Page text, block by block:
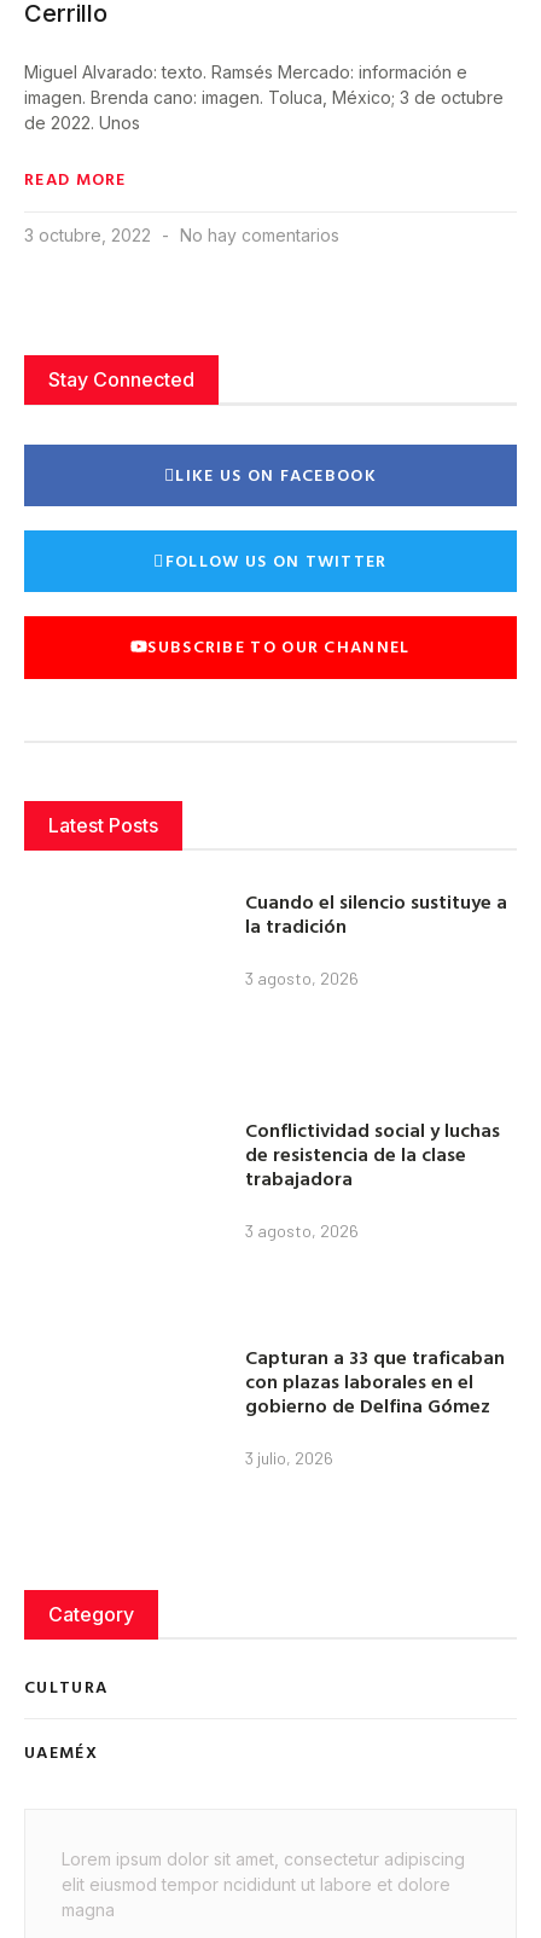
Cerrillo
Miguel Alvarado: texto. Ramsés Mercado: información e
imagen. Brenda cano: imagen. Toluca, México; 3 de octubre
de 2022. Unos
READ MORE
3 octubre, 2022 No hay comentarios
Stay Connected
LIKE US ON FACEBOOK
FOLLOW US ON TWITTER
SUBSCRIBE TO OUR CHANNEL
Latest Posts
Cuando el silencio sustituye a
la tradición
3 agosto, 2026
Conflictividad social y luchas
de resistencia de la clase
trabajadora
3 agosto, 2026
Capturan a 33 que traficaban
con plazas laborales en el
gobierno de Delfina Gómez
3 julio, 2026
Category
CULTURA
UAEMÉX
Lorem ipsum dolor sit amet, consectetur adipiscing
elit eiusmod tempor ncididunt ut labore et dolore
magna